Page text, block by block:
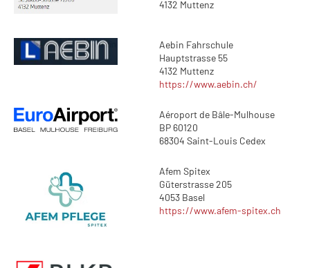
4132 Muttenz
Aebin Fahrschule
Hauptstrasse 55
4132 Muttenz
https://www.aebin.ch/
Aéroport de Bâle-Mulhouse
BP 60120
68304 Saint-Louis Cedex
Afem Spitex
Güterstrasse 205
4053 Basel
https://www.afem-spitex.ch